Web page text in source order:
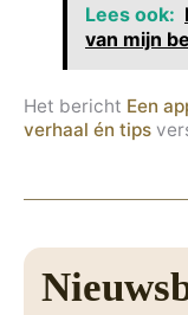
Lees ook:
van mijn
Het bericht Een
verhaal én tips